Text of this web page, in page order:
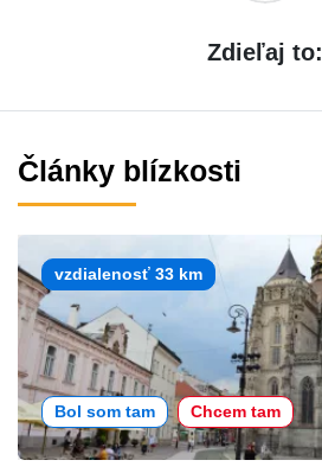
Zdieľaj to:
Články blízkosti
vzdialenosť 33 km
Bol som tam Chcem tam